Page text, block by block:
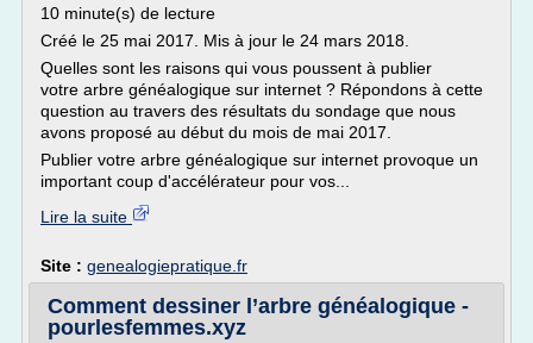
10 minute(s) de lecture
Créé le 25 mai 2017. Mis à jour le 24 mars 2018.
Quelles sont les raisons qui vous poussent à publier
votre arbre généalogique sur internet ? Répondons à cette
question au travers des résultats du sondage que nous
avons proposé au début du mois de mai 2017.
Publier votre arbre généalogique sur internet provoque un
important coup d'accélérateur pour vos...
Lire la suite
Site : genealogiepratique.fr
Comment dessiner l’arbre généalogique -
pourlesfemmes.xyz